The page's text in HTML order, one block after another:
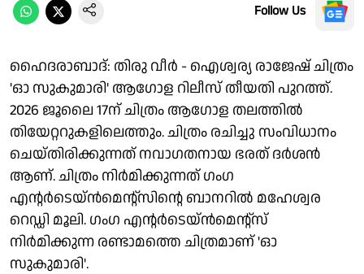
Follow Us
ഹൈദരാബാദ്: തിരു വീർ - ഐശ്വര്യ രാജേഷ് ചിത്രം
'ഓ സുകുമാരി' ആഗോള റിലീസ് തീയതി പുറത്ത്.
2026 ജൂലൈ 17ന് ചിത്രം ആഗോള തലത്തിൽ
തിയേറ്ററുകളിലെത്തും. ചിത്രം രചിച്ചു സംവിധാനം
ചെയ്തിരിക്കുന്നത് നവാഗതനായ ഭരത് ദർശൻ
ആണ്. ചിത്രം നിർമിക്കുന്നത് ഗംഗ
എന്റർടെയ്‌ൻമെന്റ്‌സിന്റെ ബാനറിൽ മഹേശ്വര
റെഡ്ഡി മൂലി. ഗംഗ എന്റർടെയ്‌ൻമെന്റ്‌സ്
നിർമിക്കുന്ന രണ്ടാമത്തെ ചിത്രമാണ് 'ഓ
സുകുമാരി'.